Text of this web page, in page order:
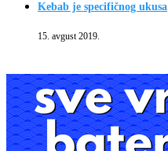
Kebab je specifičnog ukusa
15. avgust 2019.